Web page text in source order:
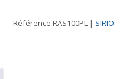
Référence RAS100PL | SIRIO